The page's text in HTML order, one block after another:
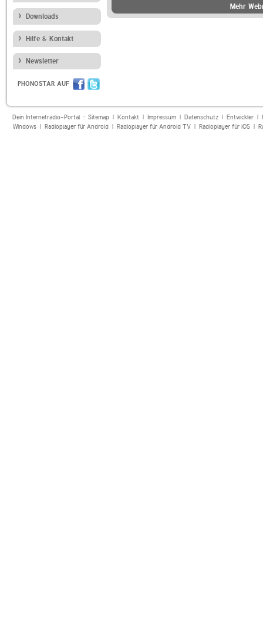
Downloads
Hilfe & Kontakt
Newsletter
PHONOSTAR AUF
Mehr
Dein Internetradio-Portal : Sitemap| Kontakt| Impressum| Datenschutz| Entwickler|
Windows| Radioplayer für Android| Radioplayer für Android TV| Radioplayer für iOS|